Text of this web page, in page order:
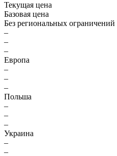
Текущая цена
Базовая цена
Без региональных
–
–
–
Европа
–
–
–
Польша
–
–
–
Украина
–
–